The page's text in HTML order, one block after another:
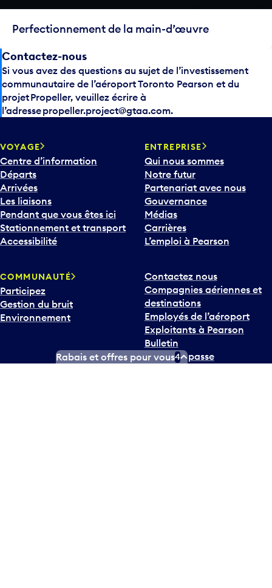
Perfectionnement de la main-d’œuvre
Contactez-nous
Si vous avez des questions au sujet de l’investissement
communautaire de l’aéroport Toronto Pearson et du
projet Propeller, veuillez écrire à
l’adressepropeller.project@gtaa.com.
VOYAGE
Centre d’information
Départs
Arrivées
Les liaisons
Pendant que vous êtes ici
Stationnement et transport
Accessibilité
ENTREPRISE
Qui nous sommes
Notre futur
Partenariat avec nous
Gouvernance
Médias
Carrières
L’emploi à Pearson
COMMUNAUTÉ
Participez
Gestion du bruit
Environnement
Contactez nous
Compagnies aériennes et
destinations
Employés de l’aéroport
Exploitants à Pearson
Bulletin
Ce qui se passe
Rabais et offres pour vous4